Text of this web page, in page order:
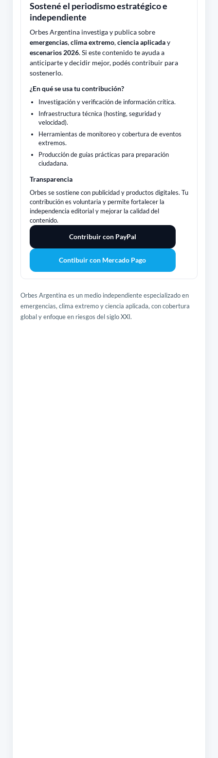
Sostené el periodismo estratégico e
independiente
Orbes Argentina investiga y publica sobre
emergencias,clima extremo,ciencia aplicaday
escenarios 2026. Si este contenido te ayuda a
anticiparte y decidir mejor, podés contribuir para
sostenerlo.
¿En qué se usa tu contribución?
Investigación y verificación de información crítica.
Infraestructura técnica (hosting, seguridad y
velocidad).
Herramientas de monitoreo y cobertura de eventos
extremos.
Producción de guías prácticas para preparación
ciudadana.
Transparencia
Orbes se sostiene con publicidad y productos digitales. Tu
contribución es voluntaria y permite fortalecer la
independencia editorial y mejorar la calidad del
contenido.
Contribuir con PayPal
Contibuir con Mercado Pago
Orbes Argentina es un medio independiente especializado en
emergencias, clima extremo y ciencia aplicada, con cobertura
global y enfoque en riesgos del siglo XXI.